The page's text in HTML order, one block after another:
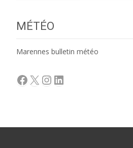
MÉTÉO
Marennes bulletin météo
Facebook
X Instagram
LinkedIn